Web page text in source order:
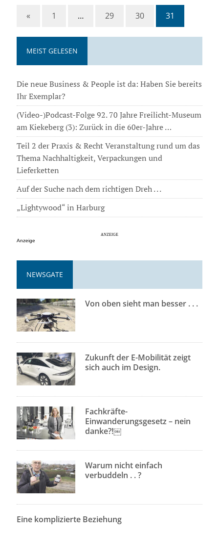
« 1 … 29 30 31
MEIST GELESEN
Die neue Business & People ist da: Haben Sie bereits
Ihr Exemplar?
(Video-)Podcast-Folge 92. 70 Jahre Freilicht-Museum
am Kiekeberg (3): Zurück in die 60er-Jahre …
Teil 2 der Praxis & Recht Veranstaltung rund um das
Thema Nachhaltigkeit, Verpackungen und
Lieferketten
Auf der Suche nach dem richtigen Dreh . . .
„Lightywood“ in Harburg
Anzeige
NEWSGATE
Von oben sieht man besser . . .
Zukunft der E-Mobilität zeigt
sich auch im Design.
Fachkräfte-
Einwanderungsgesetz – nein
danke?!￼
Warum nicht einfach
verbuddeln . . ?
Eine komplizierte Beziehung